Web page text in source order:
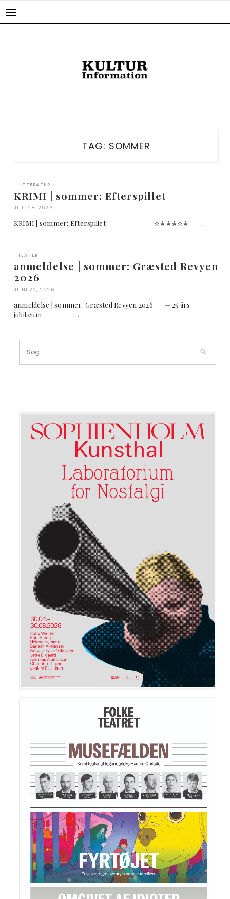
TAG: SOMMER
LITTERATUR
KRIMI | sommer: Efterspillet
JULI 28, 2026
KRIMI | sommer: Efterspillet ✮✮✮✮✮✮ …
TEATER
anmeldelse | sommer: Græsted Revyen
2026
JUNI 22, 2026
anmeldelse | sommer: Græsted Revyen 2026 — 25 års
jubilæum …